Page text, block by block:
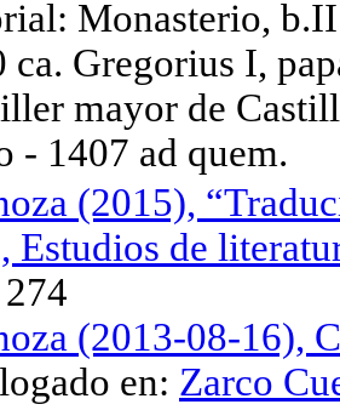
Monasterio,
ca. Gregorius I,
mayor de
- 1407 ad quem.
(2015),
Estudios de
(2013-08-16),
en: Zarco